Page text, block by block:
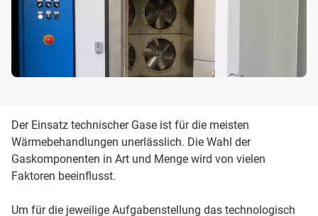
Der Einsatz technischer Gase ist für die meisten
Wärmebehandlungen unerlässlich. Die Wahl der
Gaskomponenten in Art und Menge wird von vielen
Faktoren beeinflusst.
Um für die jeweilige Aufgabenstellung das technologisch